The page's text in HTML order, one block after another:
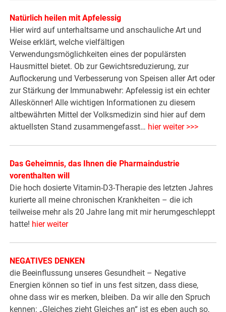
Natürlich heilen mit Apfelessig
Hier wird auf unterhaltsame und anschauliche Art und
Weise erklärt, welche vielfältigen
Verwendungsmöglichkeiten eines der populärsten
Hausmittel bietet. Ob zur Gewichtsreduzierung, zur
Auflockerung und Verbesserung von Speisen aller Art oder
zur Stärkung der Immunabwehr: Apfelessig ist ein echter
Alleskönner! Alle wichtigen Informationen zu diesem
altbewährten Mittel der Volksmedizin sind hier auf dem
aktuellsten Stand zusammengefasst… hier weiter >>>
Das Geheimnis, das Ihnen die Pharmaindustrie
vorenthalten will
Die hoch dosierte Vitamin-D3-Therapie des letzten Jahres
kurierte all meine chronischen Krankheiten – die ich
teilweise mehr als 20 Jahre lang mit mir herumgeschleppt
hatte! hier weiter
NEGATIVES DENKEN
die Beeinflussung unseres Gesundheit – Negative
Energien können so tief in uns fest sitzen, dass diese,
ohne dass wir es merken, bleiben. Da wir alle den Spruch
kennen: „Gleiches zieht Gleiches an“ ist es eben auch so,